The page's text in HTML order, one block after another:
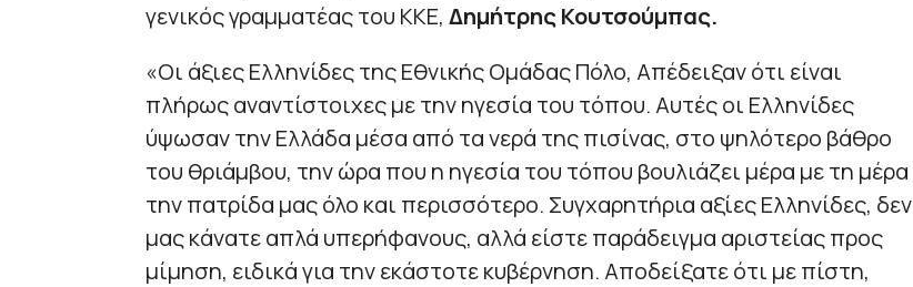
γενικός γραμματέας του ΚΚΕ, Δημήτρης Κουτσούμπας.
«Οι άξιες Ελληνίδες της Εθνικής Ομάδας Πόλο, Απέδειξαν ότι είναι
πλήρως αναντίστοιχες με την ηγεσία του τόπου. Αυτές οι Ελληνίδες
ύψωσαν την Ελλάδα μέσα από τα νερά της πισίνας, στο ψηλότερο βάθρο
του θριάμβου, την ώρα που η ηγεσία του τόπου βουλιάζει μέρα με τη μέρα
την πατρίδα μας όλο και περισσότερο. Συγχαρητήρια αξίες Ελληνίδες, δεν
μας κάνατε απλά υπερήφανους, αλλά είστε παράδειγμα αριστείας προς
μίμηση, ειδικά για την εκάστοτε κυβέρνηση. Αποδείξατε ότι με πίστη,